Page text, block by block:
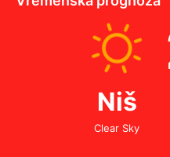
Niš
Clear Sky